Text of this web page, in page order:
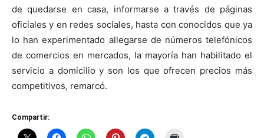
de quedarse en casa, informarse a través de páginas
oficiales y en redes sociales, hasta con conocidos que ya
lo han experimentado allegarse de números telefónicos
de comercios en mercados, la mayoría han habilitado el
servicio a domicilio y son los que ofrecen precios más
competitivos, remarcó.
Compartir: